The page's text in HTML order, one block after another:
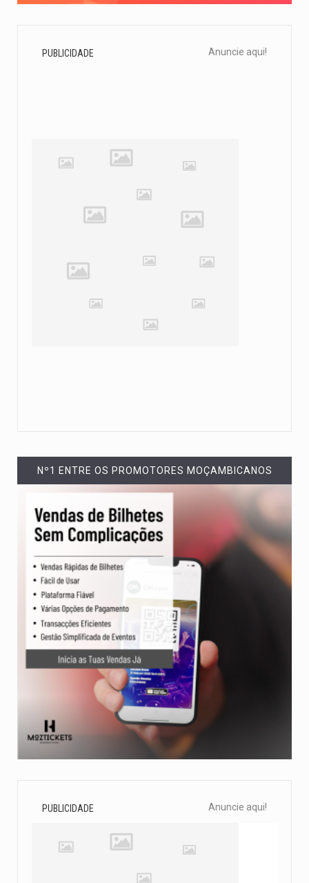
PUBLICIDADE Anuncie aqui!
Nº1 ENTRE OS PROMOTORES MOÇAMBICANOS
PUBLICIDADE Anuncie aqui!